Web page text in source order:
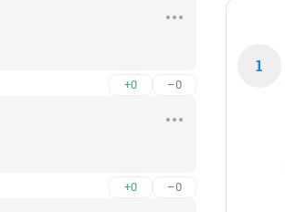
+0 –0
+0 –0
1